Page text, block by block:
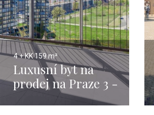
4 + KK159 m²
Luxusní byt na
prodej na Praze 3 -